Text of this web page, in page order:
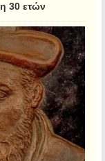
30 ετών